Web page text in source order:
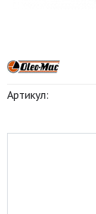
Артикул: